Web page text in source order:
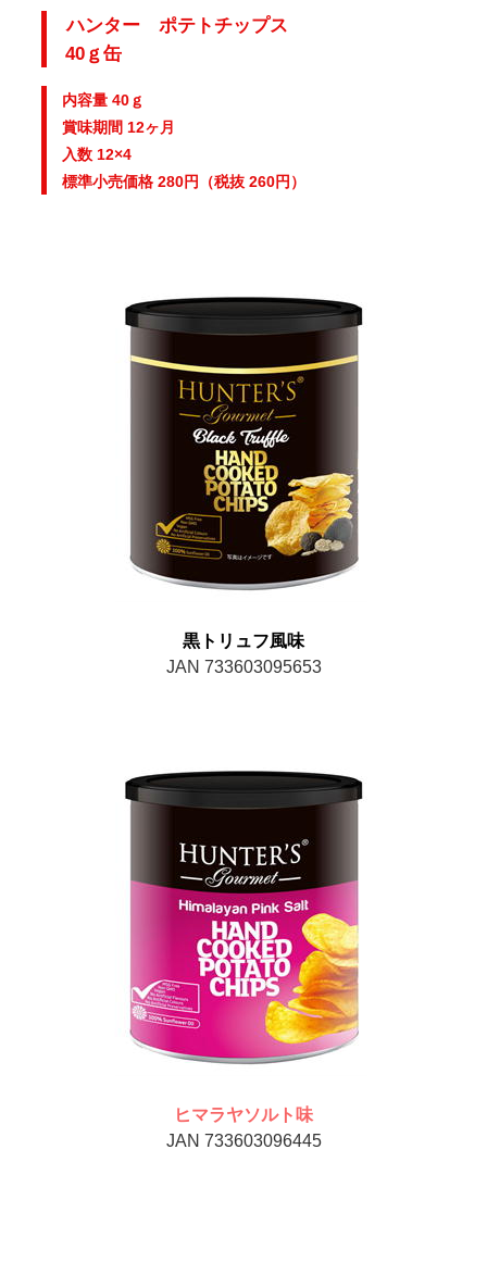
ハンター ポテトチップス
40ｇ缶
内容量 40ｇ
賞味期間 12ヶ月
入数 12×4
標準小売価格 280円（税抜 260円）
黒トリュフ風味
JAN 733603095653
ヒマラヤソルト味
JAN 733603096445